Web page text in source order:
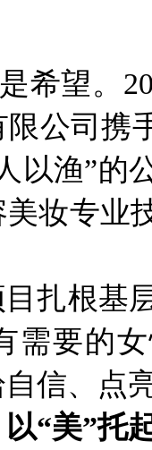
希望。
公司携
以渔”的
妆专业
扎根基
需要的
信、点
“美”托